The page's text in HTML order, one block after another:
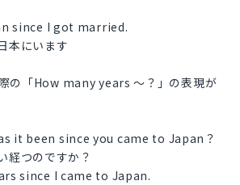
since I got married.
本にいます
の「How many years ～？」の表現が
it been since you came to Japan？
経つのですか？
since I came to Japan.